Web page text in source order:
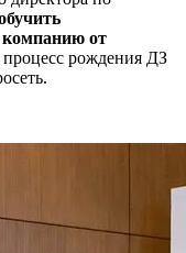
компанию от
процесс рождения ДЗ